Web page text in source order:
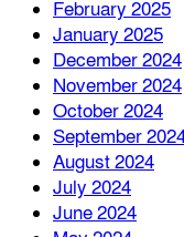
February 2025
January 2025
December 2024
November 2024
October 2024
September
August 2024
July 2024
June 2024